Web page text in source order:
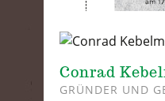
Conrad
GRÜNDER UND